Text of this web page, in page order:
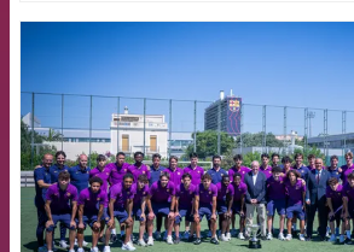
FCB